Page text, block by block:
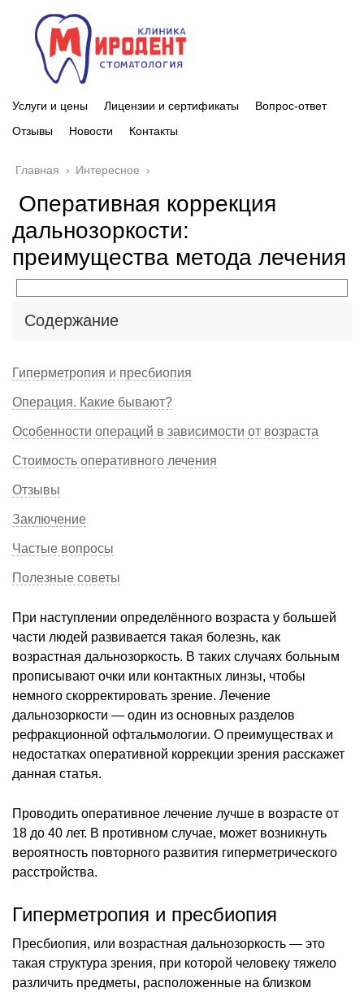
Услуги и цены Лицензии и сертификаты
Вопрос-ответ
Отзывы
Новости Контакты
Главная › Интересное ›
Оперативная коррекция
дальнозоркости:
преимущества метода лечения
Содержание
Гиперметропия и пресбиопия
Операция. Какие бывают?
Особенности операций в зависимости от возраста
Стоимость оперативного лечения
Отзывы
Заключение
Частые вопросы
Полезные советы
При наступлении определённого возраста у большей
части людей развивается такая болезнь, как
возрастная дальнозоркость. В таких случаях больным
прописывают очки или контактных линзы, чтобы
немного скорректировать зрение. Лечение
дальнозоркости — один из основных разделов
рефракционной офтальмологии. О преимуществах и
недостатках оперативной коррекции зрения расскажет
данная статья.
Проводить оперативное лечение лучше в возрасте от
18 до 40 лет. В противном случае, может возникнуть
вероятность повторного развития гиперметрического
расстройства.
Гиперметропия и пресбиопия
Пресбиопия, или возрастная дальнозоркость — это
такая структура зрения, при которой человеку тяжело
различить предметы, расположенные на близком